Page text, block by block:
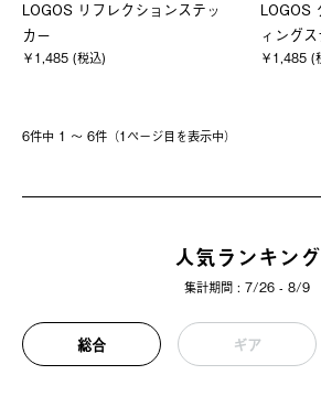
LOGOS リフレクションステッ
カー
￥1,485 (税込)
LOGOS
ィング
￥1,485 (
6件中 1 〜 6件（1ページ⽬を表⽰中）
人気ランキング
集計期間 : 7/26 - 8/9
総合 ギア